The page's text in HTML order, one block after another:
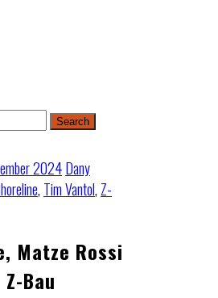
Search
2024Dany
, Tim Vantol, Z-
Matze Rossi
Bau